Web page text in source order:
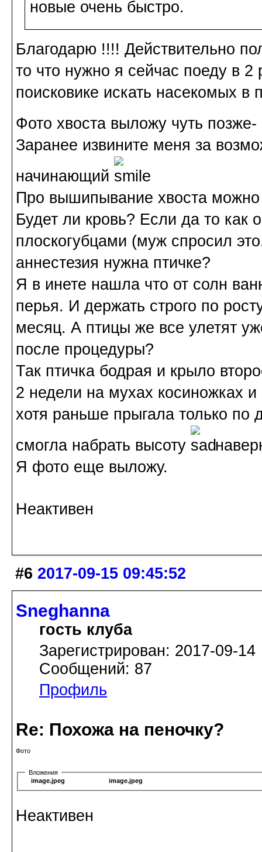
новые очень быстро.
Благодарю !!!! Действительно
то что нужно я сейчас поеду в 2
поисковике искать насекомых
Фото хвоста выложу чуть
Заранее извините меня за
начинающий
Про вышипывание хвоста можно
Будет ли кровь? Если да то
плоскогубцами (муж спросил
аннестезия нужна птичке?
Я в инете нашла что от солн
перья. И держать строго по
месяц. А птицы же все улетят
после процедуры?
Так птичка бодрая и крыло
2 недели на мухах косиножках
хотя раньше прыгала только по
смогла набрать высоту
Я фото еще выложу.
Неактивен
#6 2017-09-15 09:45:52
Sneghanna
гость клуба
Зарегистрирован: 2017-09-14
Сообщений: 87
Профиль
Re: Похожа на пеночку?
Фото
Вложения
image.jpeg
image.jpeg
Неактивен